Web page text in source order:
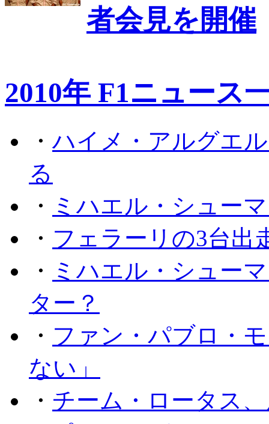
者会見を開催
2010年 F1ニュース
・ハイメ・アルグエ
る
・ ミハエル・シュー
・ フェラーリの3台出
・ ミハエル・シュー
ター？
・ ファン・パブロ・
ない」
・ チーム・ロータス